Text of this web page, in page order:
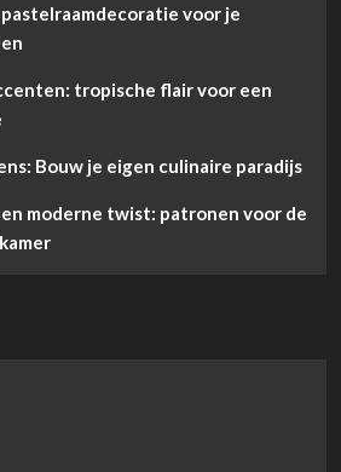
voor je
tropische flair voor een
Bouw je eigen culinaire paradijs
moderne twist: patronen voor de